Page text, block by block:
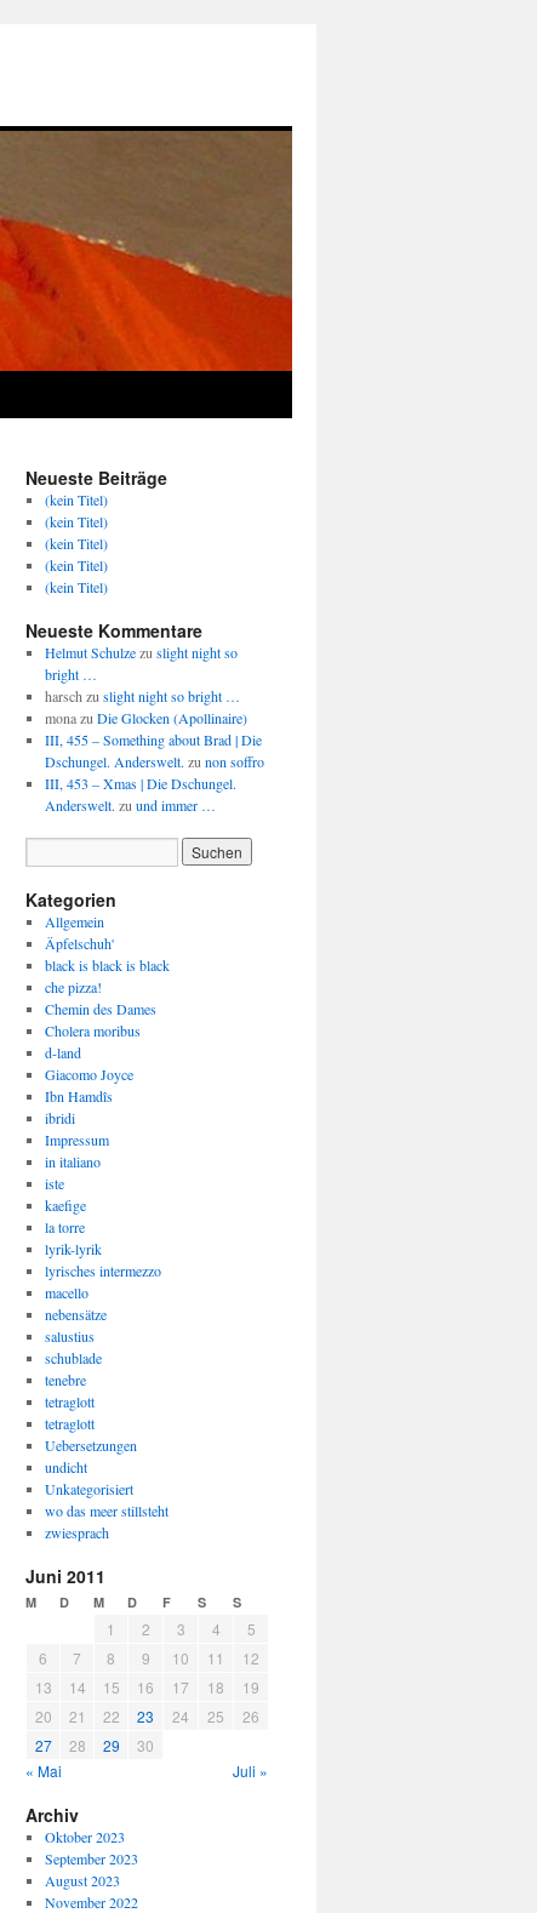
Neueste Beiträge
(kein Titel)
(kein Titel)
(kein Titel)
(kein Titel)
(kein Titel)
Neueste Kommentare
Helmut Schulzezu slight night so
bright …
harsch zu slight night so bright …
monazu Die Glocken (Apollinaire)
III, 455 – Something about Brad | Die
Dschungel. Anderswelt. zu non soffro
III, 453 – Xmas | Die Dschungel.
Anderswelt. zu und immer …
Kategorien
Allgemein
Äpfelschuh'
black is black is black
che pizza!
Chemin des Dames
Cholera moribus
d-land
Giacomo Joyce
Ibn Hamdîs
ibridi
Impressum
in italiano
iste
kaefige
la torre
lyrik-lyrik
lyrisches intermezzo
macello
nebensätze
salustius
schublade
tenebre
tetraglott
tetraglott
Uebersetzungen
undicht
Unkategorisiert
wo das meer stillsteht
zwiesprach
Juni 2011
M D M D F S S
1 2 3 4
5
6
7 8 9 10 11
12
13
14 15 16 17 18
19
20
21 22 23 24 25
26
27
28 29
30
« Mai
Juli »
Archiv
Oktober 2023
September 2023
August 2023
November 2022